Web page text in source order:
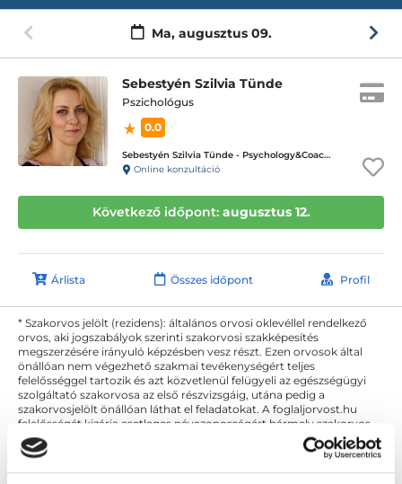
Ma, augusztus 09.
Sebestyén Szilvia Tünde
Pszichológus
0.0
Sebestyén Szilvia Tünde - Psychology&Coaching - ICD terápiás magánpraxis
Online konzultáció
Következő időpont: augusztus 12.
Árlista Összes időpont Profil
* Szakorvos jelölt (rezidens): általános orvosi oklevéllel rendelkező
orvos, aki jogszabályok szerinti szakorvosi szakképesítés
megszerzésére irányuló képzésben vesz részt. Ezen orvosok által
önállóan nem végezhető szakmai tevékenységért teljes
felelősséggel tartozik és azt közvetlenül felügyeli az egészségügyi
szolgáltató szakorvosa az első részvizsgáig, utána pedig a
szakorvosjelölt önállóan láthat el feladatokat. A foglaljorvost.hu
felelősségét kizárja esetleges névazonosságért bármely szakorvos
és szakorvosjelölt esetén.